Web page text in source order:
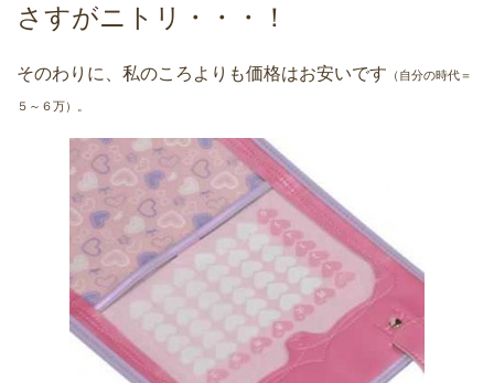
さすがニトリ・・・！
そのわりに、私のころよりも価格はお安いです （自分の時代＝
５～６万）。